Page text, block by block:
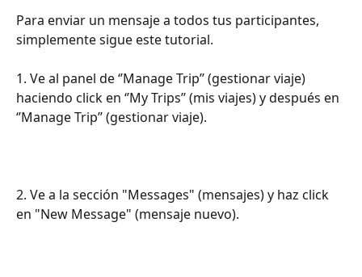
Para enviar un mensaje a todos tus participantes,
simplemente sigue este tutorial.
1. Ve al panel de ‘’Manage Trip’’ (gestionar viaje)
haciendo click en ‘’My Trips’’ (mis viajes) y después en
‘’Manage Trip’’ (gestionar viaje).
2. Ve a la sección "Messages" (mensajes) y haz click
en "New Message" (mensaje nuevo).